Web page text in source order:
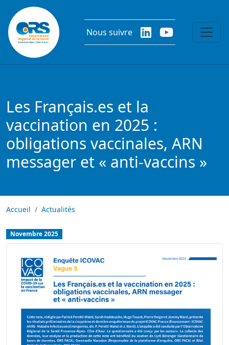
Aller au contenu principal
Nous suivre
Les Français.es et la
vaccination en 2025 :
obligations vaccinales, ARN
messager et « anti-vaccins »
Accueil Actualités
Novembre 2025